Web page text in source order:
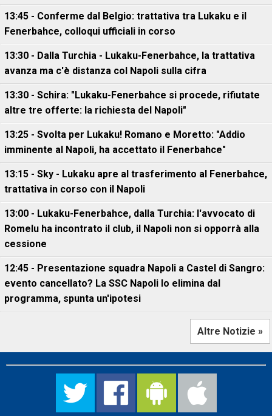
13:45 - Conferme dal Belgio: trattativa tra Lukaku e il
Fenerbahce, colloqui ufficiali in corso
13:30 - Dalla Turchia - Lukaku-Fenerbahce, la trattativa
avanza ma c'è distanza col Napoli sulla cifra
13:30 - Schira: "Lukaku-Fenerbahce si procede, rifiutate
altre tre offerte: la richiesta del Napoli"
13:25 - Svolta per Lukaku! Romano e Moretto: "Addio
imminente al Napoli, ha accettato il Fenerbahce"
13:15 - Sky - Lukaku apre al trasferimento al Fenerbahce,
trattativa in corso con il Napoli
13:00 - Lukaku-Fenerbahce, dalla Turchia: l'avvocato di
Romelu ha incontrato il club, il Napoli non si opporrà alla
cessione
12:45 - Presentazione squadra Napoli a Castel di Sangro:
evento cancellato? La SSC Napoli lo elimina dal
programma, spunta un'ipotesi
Altre Notizie »